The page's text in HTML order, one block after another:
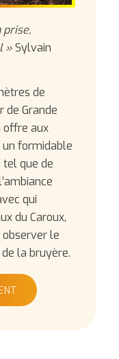
prise,
»Sylvain
de
de Grande
offre aux
un formidable
tel que de
qui
du Caroux,
observer le
la bruyère.